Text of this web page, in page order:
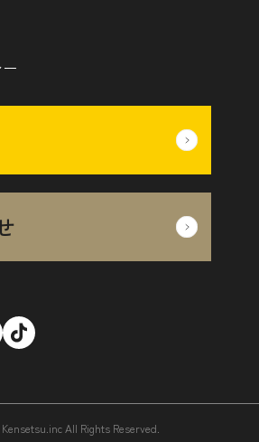
All Rights Reserved.